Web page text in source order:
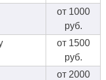
от 1000
руб.
от 1500
руб.
от 2000